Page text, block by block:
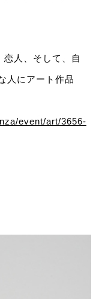
人、そして、自
人にアート作品
event/art/3656-